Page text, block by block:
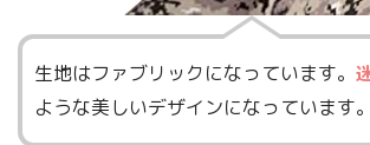
生地はファブリックになっています。
ような美しいデザインになっています。